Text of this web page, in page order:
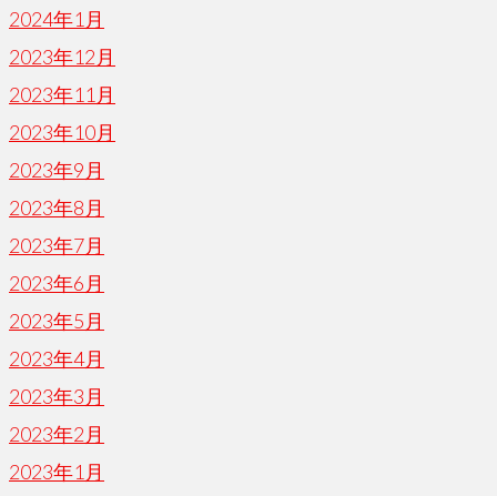
2024年1月
2023年12月
2023年11月
2023年10月
2023年9月
2023年8月
2023年7月
2023年6月
2023年5月
2023年4月
2023年3月
2023年2月
2023年1月